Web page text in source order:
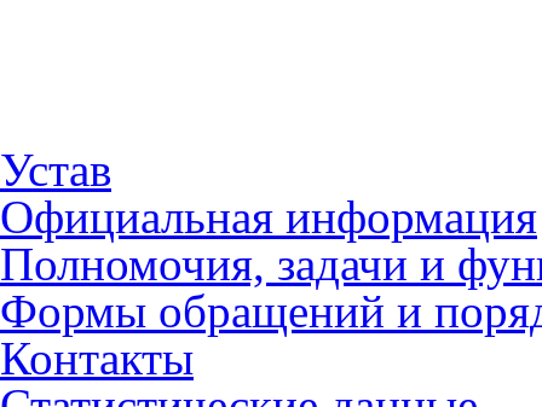
Устав
Официальная информация
Полномочия, задачи и
Формы обращений и
Контакты